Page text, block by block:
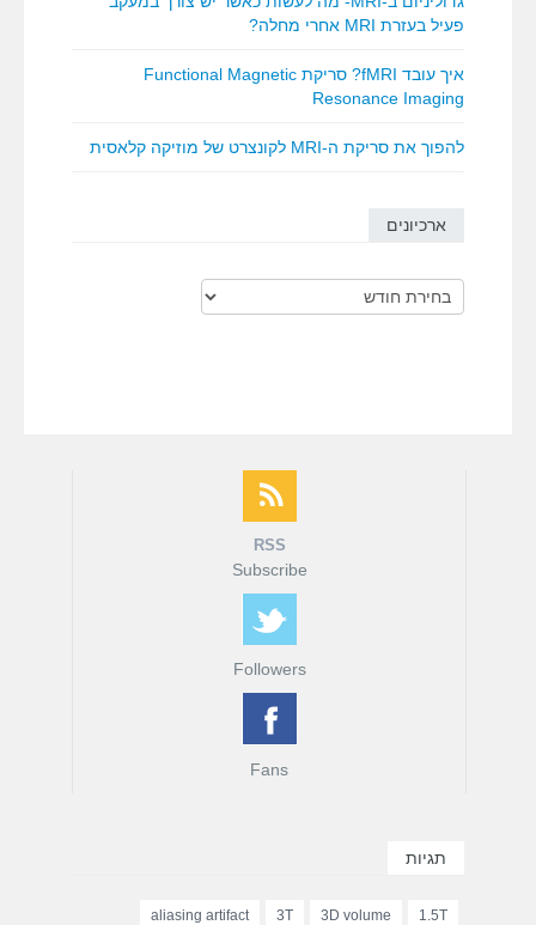
פעיל בעזרת MRI אחרי מחלה?
איך עובד fMRI? סריקת Functional Magnetic
Resonance Imaging
להפוך את סריקת ה-MRI לקונצרט של מוזיקה קלאסית
ארכיונים
ארכיונים
RSS
Subscribe
Followers
Fans
תגיות
1.5T
3D volume
3T
aliasing artifact